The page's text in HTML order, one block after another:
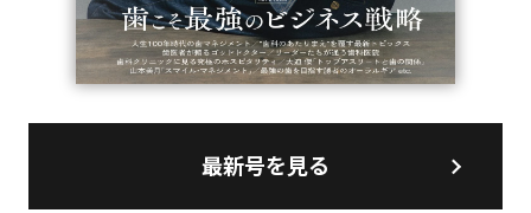
最新号を見る